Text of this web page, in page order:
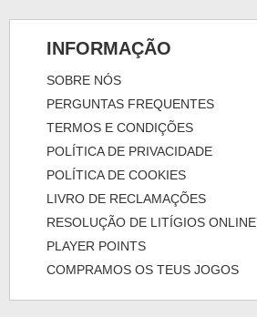
INFORMAÇÃO
SOBRE NÓS
PERGUNTAS FREQUENTES
TERMOS E CONDIÇÕES
POLÍTICA DE PRIVACIDADE
POLÍTICA DE COOKIES
LIVRO DE RECLAMAÇÕES
RESOLUÇÃO DE LITÍGIOS ONLINE
PLAYER POINTS
COMPRAMOS OS TEUS JOGOS